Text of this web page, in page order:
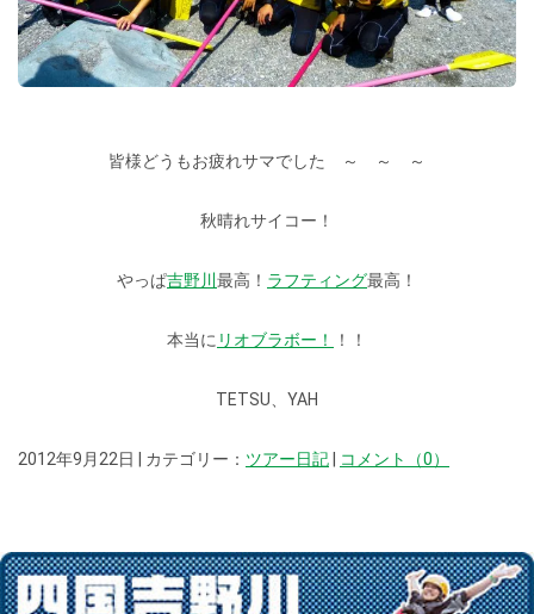
皆様どうもお疲れサマでした ～ ～ ～
秋晴れサイコー！
やっぱ吉野川最高！ ラフティング最高！
本当に リオブラボー！ ！！
TETSU、YAH
2012年9月22日 | カテゴリー： ツアー日記| コメント（0）